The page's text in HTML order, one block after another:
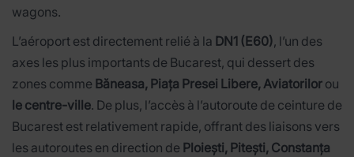
wagons.
L’aéroport est directement relié à la DN1 (E60), l’un des
axes les plus importants de Bucarest, qui dessert des
zones comme Băneasa, Piața Presei Libere, Aviatorilor ou
le centre-ville. De plus, l’accès à l’autoroute de ceinture de
Bucarest est relativement rapide, offrant des liaisons vers
les autoroutes en direction de Ploiești, Pitești, Constanța